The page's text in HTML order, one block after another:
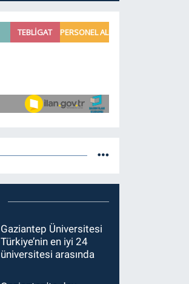
Gaziantep Üniversitesi
Türkiye’nin en iyi 24
üniversitesi arasında